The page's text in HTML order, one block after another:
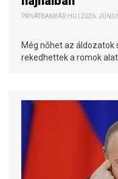
PRIVÁTBANKÁR.HU | 2026.
Még nőhet az áldozatok
rekedhettek a romok